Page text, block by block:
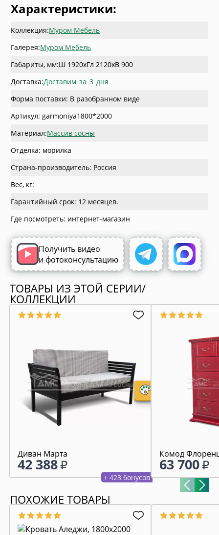
Характеристики:
Коллекция:Муром Мебель
Галерея:Муром Мебель
Габариты, мм:Ш 1920xГл 2120xВ 900
Доставка:Доставим_за_3_дня
Форма поставки: В разобранном виде
Артикул: garmoniya1800*2000
Материал:Массив сосны
Отделка: морилка
Страна-производитель: Россия
Вес, кг:
Гарантийный срок: 12 месяцев.
Где посмотреть: интернет-магазин
Получить видео
и фотоконсультацию
ТОВАРЫ ИЗ ЭТОЙ СЕРИИ/
КОЛЛЕКЦИИ
Диван Марта
42 388
+ 423 бонусов
Комод
63 700
ПОХОЖИЕ ТОВАРЫ